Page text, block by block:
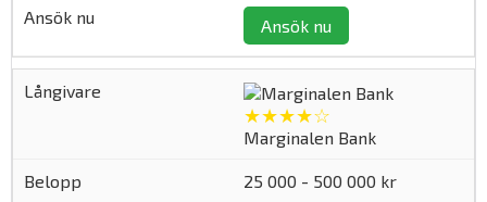
Ansök nu
★★★★☆
Marginalen Bank
25 000 - 500 000 kr